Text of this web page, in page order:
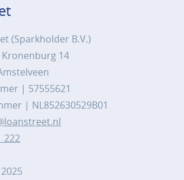
(Sparkholder B.V.)
Kronenburg 14
| 57555621
| NL852630529B01
222